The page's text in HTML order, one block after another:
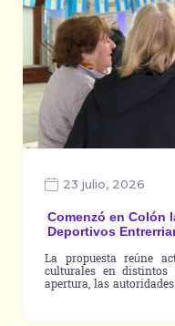
23 julio, 2026
Comenzó en Colón
Deportivos
La propuesta reúne
culturales en
apertura, las